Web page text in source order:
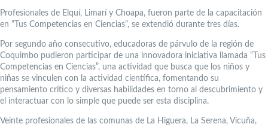
Profesionales de Elquí, Limarí y Choapa, fueron parte de la capacitación
en “Tus Competencias en Ciencias”, se extendió durante tres días.
Por segundo año consecutivo, educadoras de párvulo de la región de
Coquimbo pudieron participar de una innovadora iniciativa llamada “Tus
Competencias en Ciencias”, una actividad que busca que los niños y
niñas se vinculen con la actividad científica, fomentando su
pensamiento crítico y diversas habilidades en torno al descubrimiento y
el interactuar con lo simple que puede ser esta disciplina.
Veinte profesionales de las comunas de La Higuera, La Serena, Vicuña,